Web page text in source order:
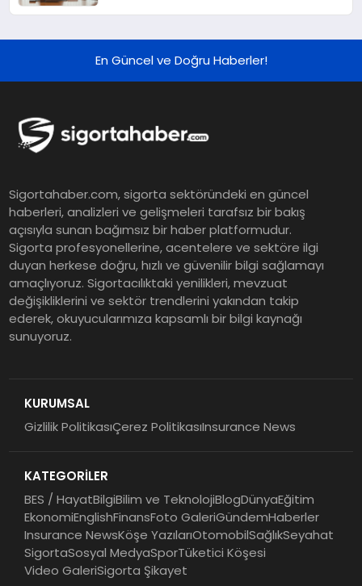
projelerle büyütmeliyiz”
En Güncel ve Doğru Haberler!
Sigortahaber.com, sigorta sektöründeki en güncel
haberleri, analizleri ve gelişmeleri tarafsız bir bakış
açısıyla sunan bağımsız bir haber platformudur.
Sigorta profesyonellerine, acentelere ve sektöre ilgi
duyan herkese doğru, hızlı ve güvenilir bilgi sağlamayı
amaçlıyoruz. Sigortacılıktaki yenilikleri, mevzuat
değişikliklerini ve sektör trendlerini yakından takip
ederek, okuyucularımıza kapsamlı bir bilgi kaynağı
sunuyoruz.
KURUMSAL
Gizlilik PolitikasıÇerez PolitikasıInsurance News
KATEGORİLER
BES / HayatBilgiBilim ve TeknolojiBlogDünyaEğitim
EkonomiEnglishFinansFoto GaleriGündemHaberler
Insurance NewsKöşe YazılarıOtomobilSağlıkSeyahat
SigortaSosyal MedyaSporTüketici Köşesi
Video GaleriSigorta Şikayet